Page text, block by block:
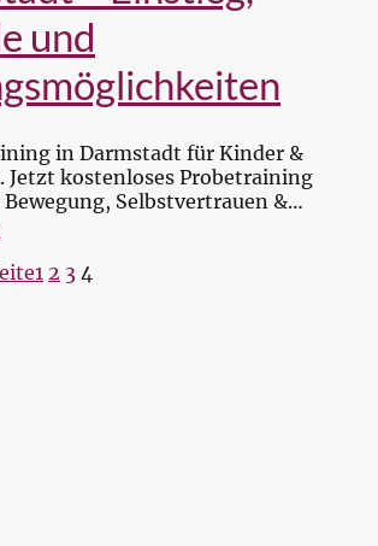
und
in Darmstadt für Kinder &
Jetzt kostenloses Probetraining
Selbstvertrauen &
1 2 3 4